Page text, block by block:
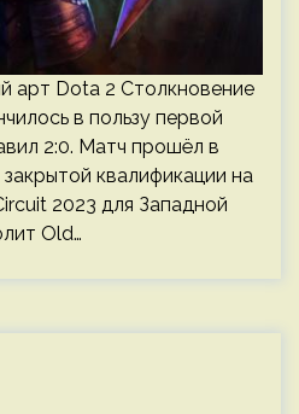
арт Dota 2 Столкновение
в пользу первой
2:0. Матч прошёл в
квалификации на
2023 для Западной
Old…